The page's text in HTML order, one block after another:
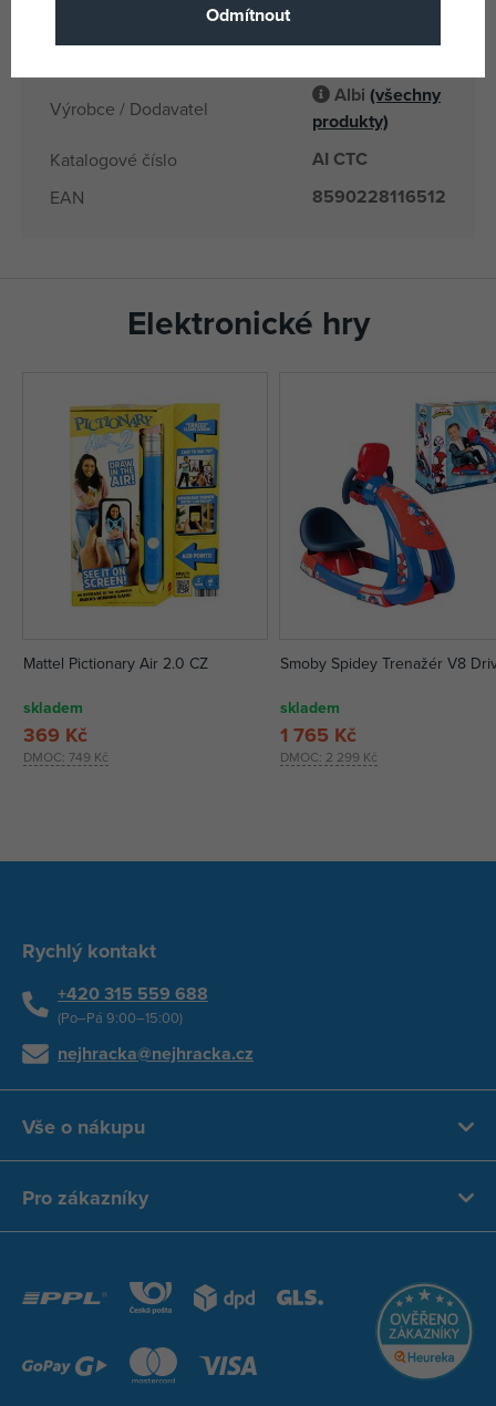
Výrobce / Dodavatel
Albi (všechny
produkty)
Katalogové číslo AI CTC
EAN 8590228116512
Elektronické hry
Mattel Pictionary Air 2.0 CZ
skladem
DMOC: 749 Kč
369 Kč
Smoby Spidey Trenažér V8
skladem
DMOC: 2 299 Kč
1 765 Kč
Rychlý kontakt
+420 315 559 688
(Po–Pá 9:00–15:00)
nejhracka@nejhracka.cz
Vše o nákupu
Pro zákazníky
Odmítnout